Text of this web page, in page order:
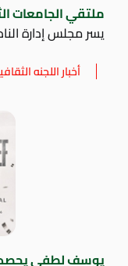
ملتقي الجامعات
يسر مجلس إدارة
أخبار اللجنه
يوسف لطفي يحصد